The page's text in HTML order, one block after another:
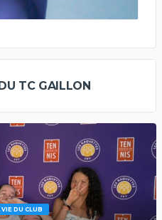
TC GAILLON
VIE DU CLUB